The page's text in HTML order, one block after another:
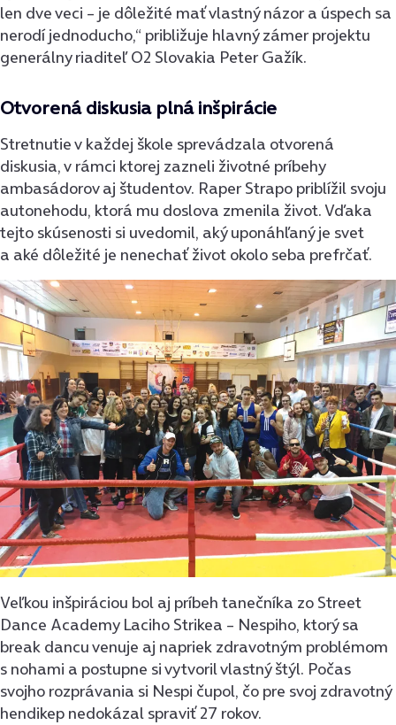
len dve veci – je dôležité mať vlastný názor a úspech sa
nerodí jednoducho,“ približuje hlavný zámer projektu
generálny riaditeľ O2 Slovakia Peter Gažík.
Otvorená diskusia plná inšpirácie
Stretnutie v každej škole sprevádzala otvorená
diskusia, v rámci ktorej zazneli životné príbehy
ambasádorov aj študentov. Raper Strapo priblížil svoju
autonehodu, ktorá mu doslova zmenila život. Vďaka
tejto skúsenosti si uvedomil, aký uponáhľaný je svet
a aké dôležité je nenechať život okolo seba prefrčať.
Veľkou inšpiráciou bol aj príbeh tanečníka zo Street
Dance Academy Laciho Strikea – Nespiho, ktorý sa
break dancu venuje aj napriek zdravotným problémom
s nohami a postupne si vytvoril vlastný štýl. Počas
svojho rozprávania si Nespi čupol, čo pre svoj zdravotný
hendikep nedokázal spraviť 27 rokov.